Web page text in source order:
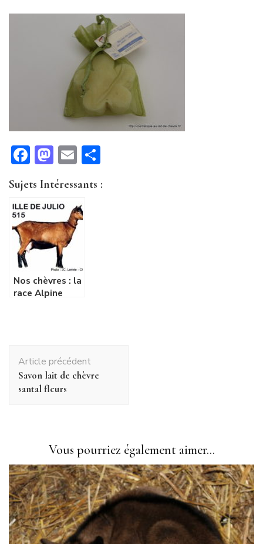
Facebook
Mastodon
Email
Sujets Intéressants :
Nos chèvres : la
race Alpine
Navigation
d'article
Article précédent
Savon lait de chèvre
santal fleurs
Vous pourriez également aimer...